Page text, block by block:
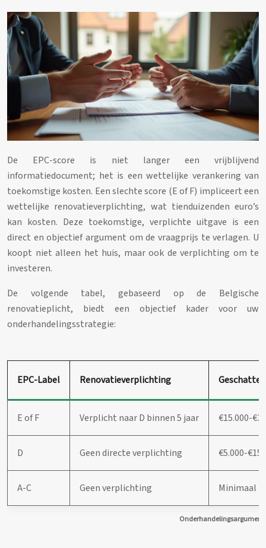
De EPC-score is niet langer een vrijblijvend
informatiedocument; het is een wettelijke verankering van
toekomstige kosten. Een slechte score (E of F) impliceert een
wettelijke renovatieverplichting, wat tienduizenden euro’s
kan kosten. Deze toekomstige, verplichte uitgave is een
direct en objectief argument om de vraagprijs te verlagen. U
koopt niet alleen het huis, maar ook de verplichting om te
investeren.
De volgende tabel, gebaseerd op de Belgische
renovatieplicht, biedt een objectief kader voor uw
onderhandelingsstrategie:
EPC-Label Renovatieverplichting Geschatte
E of F Verplicht naar D binnen 5 jaar €15.000-
D Geen directe verplichting €5.000-
A-C Geen verplichting Minimaal